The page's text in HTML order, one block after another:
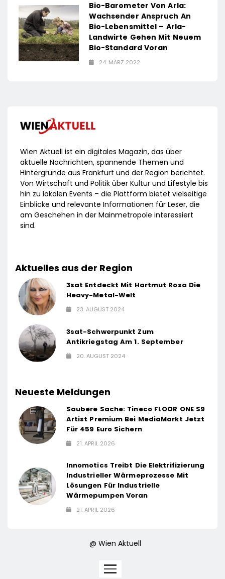
Bio-Barometer Von Arla:
Wachsender Anspruch An
Bio-Lebensmittel – Arla-
Landwirte Gehen Mit Neuem
Bio-Standard Voran
24. MÄRZ 2022
Wien Aktuell ist ein digitales Magazin, das über
aktuelle Nachrichten, spannende Themen und
Hintergründe aus Frankfurt und der Region berichtet.
Von Wirtschaft und Politik über Kultur und Lifestyle bis
hin zu lokalen Events – die Plattform bietet vielseitige
Einblicke und relevante Informationen für Leser, die
am Geschehen in der Mainmetropole interessiert
sind.
Aktuelles aus der Region
3sat Entdeckt Mit Hartmut Rosa Die
Heavy-Metal-Welt
23. AUGUST 2024
3sat-Schwerpunkt Zum
Antikriegstag Am 1. September
20. AUGUST 2024
Neueste Meldungen
Saubere Sache: Tineco FLOOR ONE S9
Artist Premium Bei MediaMarkt Jetzt
Für 459 Euro Sichern
21. APRIL 2026
Innomotics Treibt Die Elektrifizierung
Industrieller Wärmeprozesse Mit
Lösungen Für Industrielle
Wärmepumpen Voran
21. APRIL 2026
@ Wien Aktuell